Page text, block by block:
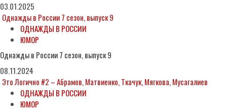
03.01.2025
Однажды в России 7 сезон, выпуск 9
ОДНАЖДЫ В РОССИИ
ЮМОР
Однажды в России 7 сезон, выпуск 9
08.11.2024
Это Логично #2 – Абрамов, Матвиенко, Ткачук, Мягкова, Мусагалиев
ОДНАЖДЫ В РОССИИ
ЮМОР